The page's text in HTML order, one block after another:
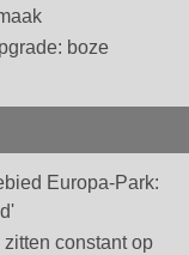
boze
Europa-Park:
constant op